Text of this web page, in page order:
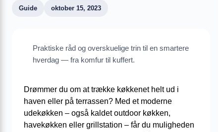
Guide oktober 15, 2023
Praktiske råd og overskuelige trin til en smartere
hverdag — fra komfur til kuffert.
Drømmer du om at trække køkkenet helt ud i
haven eller på terrassen? Med et moderne
udekøkken – også kaldet outdoor køkken,
havekøkken eller grillstation – får du muligheden